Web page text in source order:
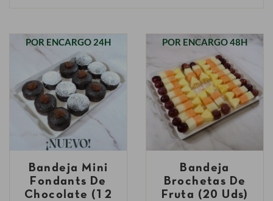
POR ENCARGO 24H
Bandeja Mini
Fondants De
Chocolate (12
POR ENCARGO 48H
Bandeja
Brochetas De
Fruta (20 Uds)